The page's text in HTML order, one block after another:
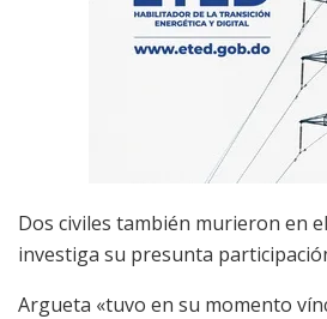
Dos civiles también murieron en
investiga su presunta
Argueta «tuvo en su momento